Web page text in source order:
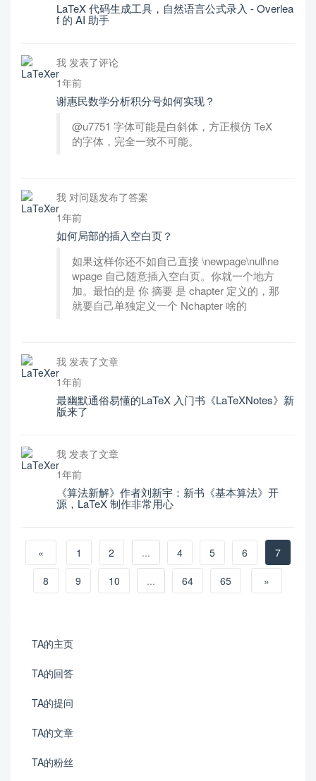
LaTeX 代码生成工具，自然语言公式录入 - Overlea
f 的 AI 助手
我 发表了评论
1年前
谢惠民数学分析积分号如何实现？
@u7751 字体可能是白斜体，方正模仿 TeX
的字体，完全一致不可能。
我 对问题发布了答案
1年前
如何局部的插入空白页？
如果这样你还不如自己直接 \newpage\null\ne
wpage 自己随意插入空白页。你就一个地方
加。最怕的是 你 摘要 是 chapter 定义的，那
就要自己单独定义一个 Nchapter 啥的
我 发表了文章
1年前
最幽默通俗易懂的LaTeX 入门书《LaTeXNotes》新
版来了
我 发表了文章
1年前
《算法新解》作者刘新宇：新书《基本算法》开
源，LaTeX 制作非常用心
« 1 2 ... 4 5 6
7
8
9 10 ... 64 65 »
TA的主页
TA的回答
TA的提问
TA的文章
TA的粉丝